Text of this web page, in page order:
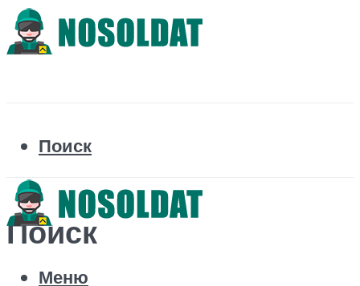
Поиск
Поиск
Меню